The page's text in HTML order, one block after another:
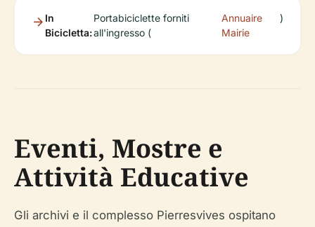
In
Bicicletta:
Portabiciclette forniti
all'ingresso (
Annuaire
Mairie
)
Eventi, Mostre e
Attività Educative
Gli archivi e il complesso Pierresvives ospitano